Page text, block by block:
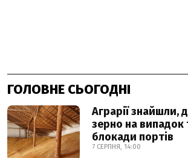
ГОЛОВНЕ СЬОГОДНІ
Аграрії знайшли,
зерно на випадок
блокади портів
7 СЕРПНЯ, 14:00